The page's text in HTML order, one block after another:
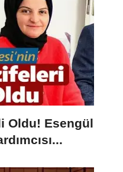
Oldu! Esengül